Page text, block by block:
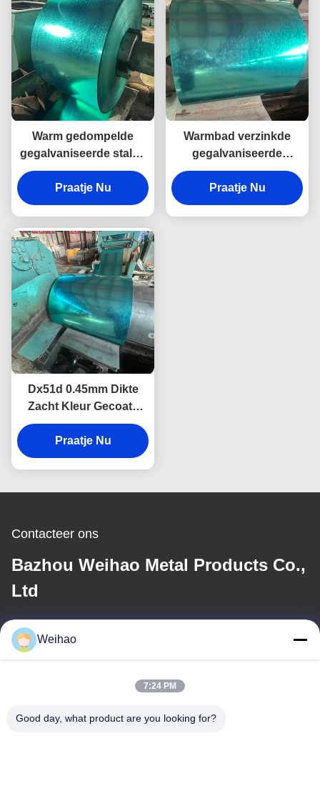
Warm gedompelde
gegalvaniseerde stalen
spoel DX56D+Z
koudgewalst dak
Praatje Nu
Warmbad verzinkde
gegalvaniseerde
staalrol Z20-275g ASTM
A653
Praatje Nu
Dx51d 0.45mm Dikte
Zacht Kleur Gecoate
Staalrol Voor Snijplaten
Verwerkingsservice
Inbegrepen
Praatje Nu
Contacteer ons
Bazhou Weihao Metal Products Co.,
Ltd
E-mail
408690175@qq.com
Ons adres
Weihao
7:24 PM
Good day, what product are you looking for?